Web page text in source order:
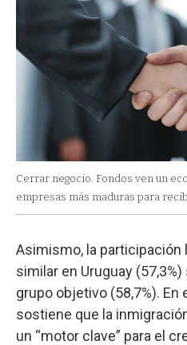
Cerrar negocio. Fondos ven un
empresas más maduras para
Asimismo, la participación
similar en Uruguay
grupo objetivo (58,7%).
sostiene que la
un “motor clave” para el